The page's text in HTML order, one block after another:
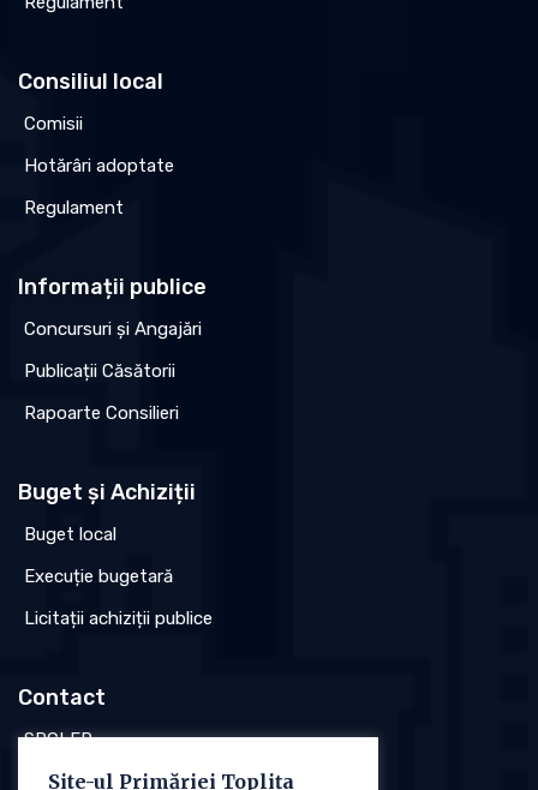
Consiliul local
Comisii
Hotărâri adoptate
Regulament
Informații publice
Concursuri și Angajări
Publicații Căsătorii
Rapoarte Consilieri
Buget și Achiziții
Buget local
Execuție bugetară
Licitații achiziții publice
Contact
SPCLEP
Stare civilă
Site-ul Primăriei Toplița